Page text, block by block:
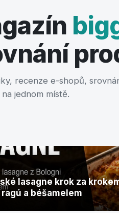
recenze e-shopů,
jednom místě.
lasagne krok za
a béšamelem